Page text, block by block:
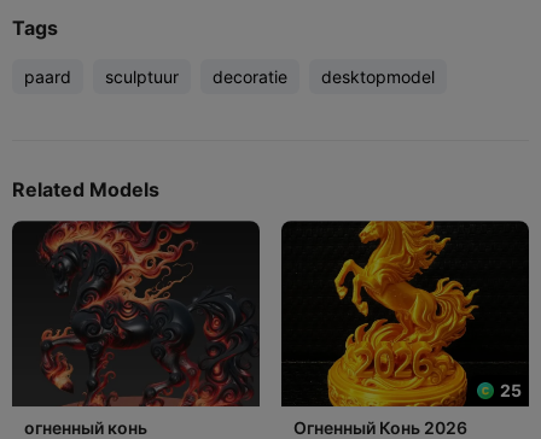
Tags
paard sculptuur decoratie desktopmodel
Related Models
огненный конь
25
Огненный Конь 2026